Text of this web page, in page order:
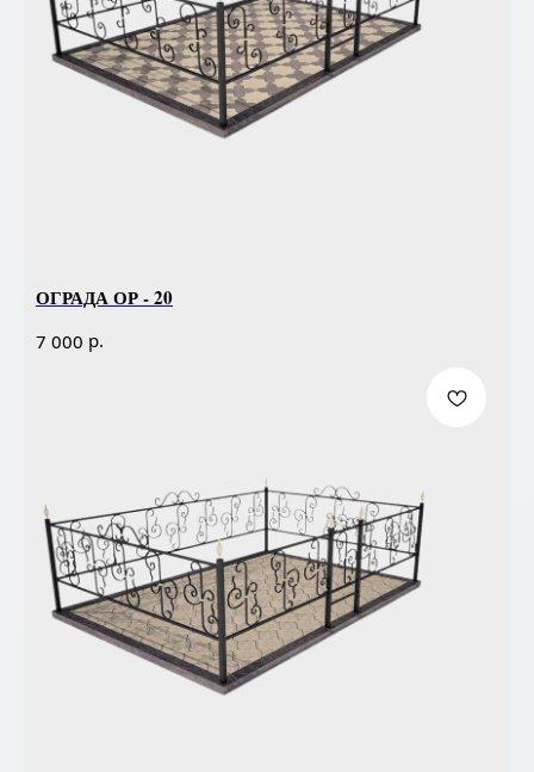
ОГРАДА ОР - 20
7 000 р.